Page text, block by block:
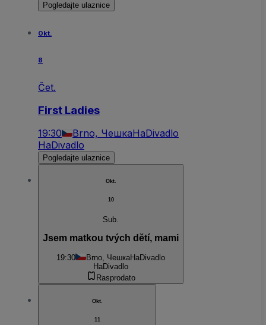
Pogledajte ulaznice
Okt.
8
Čet.
First Ladies
19:30 Brno, ЧешкаHaDivadlo
HaDivadlo
Pogledajte ulaznice
Okt.
10
Sub.
Jsem matkou tvých dětí, mami
19:30 Brno, ЧешкаHaDivadlo
HaDivadlo
Rasprodato
Okt.
11